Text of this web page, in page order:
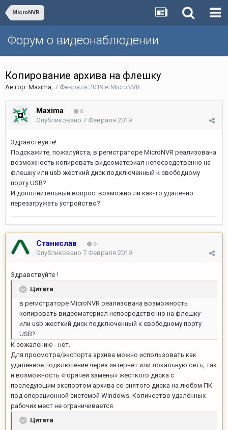
MicroNVR
Форум о видеонаблюдении
Копирование архива на флешку
Автор: Maxima, 7 Февраля 2019 в MicroNVR
Maxima 0
Опубликовано 7 Февраля 2019
Здравствуйте!
Подскажите, пожалуйста, в регистраторе MicroNVR реализована
возможность копировать видеоматериал непосредственно на
флешку или usb жесткий диск подключенный к свободному
порту USB?
И дополнительный вопрос: возможно ли как-то удаленно
перезагружать устройство?
Станислав 0
Опубликовано 7 Февраля 2019
Здравствуйте !
Цитата
в регистраторе MicroNVR реализована возможность
копировать видеоматериал непосредственно на флешку
или usb жесткий диск подключенный к свободному порту
USB?
К сожалению - нет.
Для просмотра/экспорта архива можно использовать как
удаленное подключение через интернет или локальную сеть, так
и возможность «горячей замены» жесткого диска с
последующим экспортом архива со снятого диска на любом ПК
под операционной системой Windows. Количество удалённых
рабочих мест не ограничивается.
Цитата